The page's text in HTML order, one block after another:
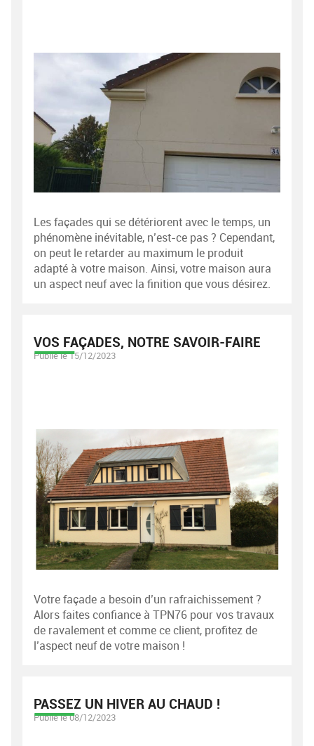
Les façades qui se détériorent avec le temps, un
phénomène inévitable, n’est-ce pas ? Cependant,
on peut le retarder au maximum le produit
adapté à votre maison. Ainsi, votre maison aura
un aspect neuf avec la finition que vous désirez.
VOS FAÇADES, NOTRE SAVOIR-FAIRE
Publié le 15/12/2023
Votre façade a besoin d’un rafraichissement ?
Alors faites confiance à TPN76 pour vos travaux
de ravalement et comme ce client, profitez de
l’aspect neuf de votre maison !
PASSEZ UN HIVER AU CHAUD !
Publié le 08/12/2023